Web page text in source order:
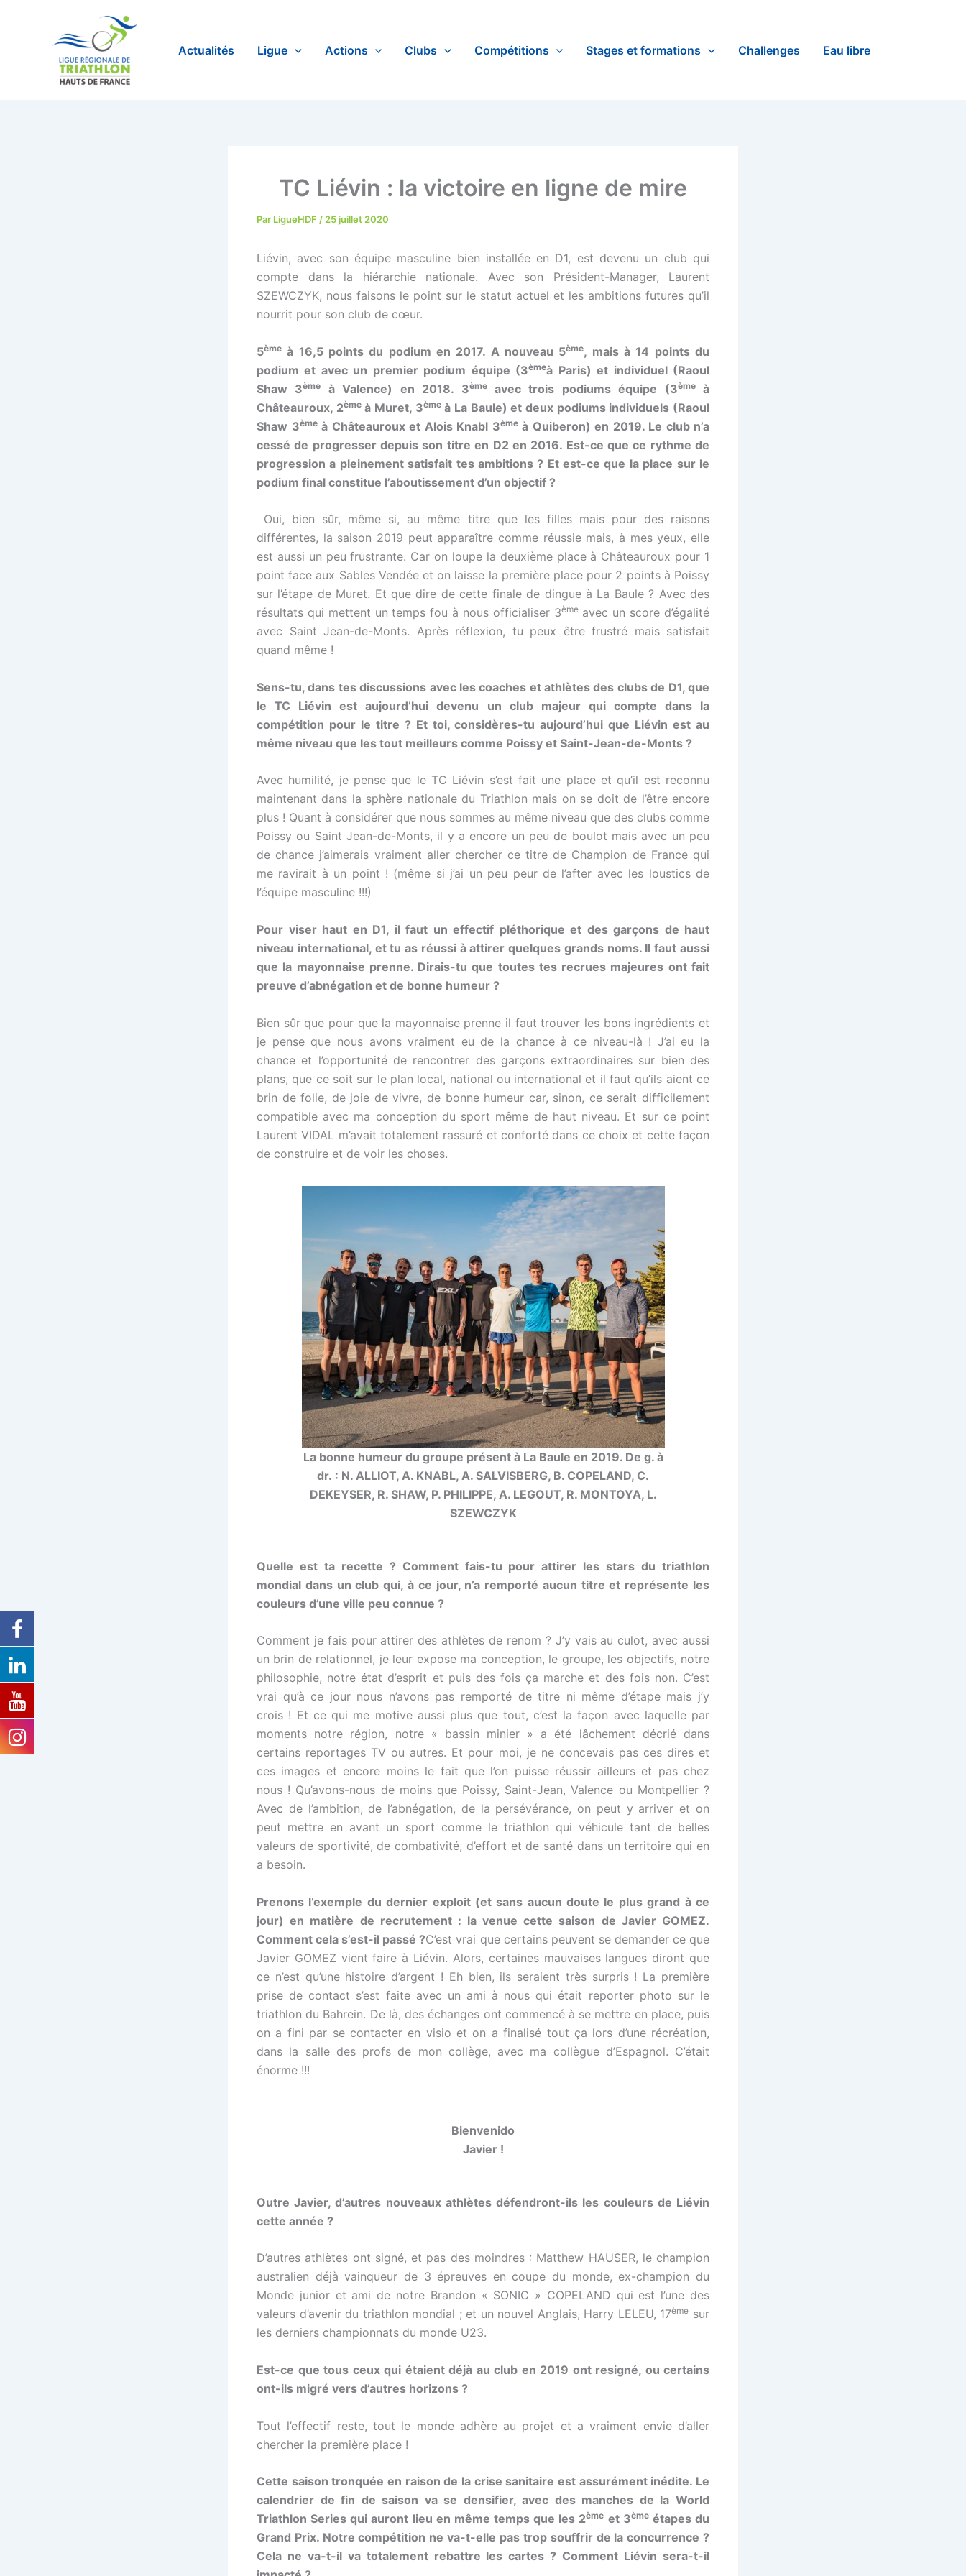
Actualités Ligue Actions Clubs Compétitions Stages et formations Challenges Eau libre
TC Liévin : la victoire en ligne de mire
Par LigueHDF / 25 juillet 2020
Liévin, avec son équipe masculine bien installée en D1, est devenu un club qui
compte dans la hiérarchie nationale. Avec son Président-Manager, Laurent
SZEWCZYK, nous faisons le point sur le statut actuel et les ambitions futures qu’il
nourrit pour son club de cœur.
5ème à 16,5 points du podium en 2017. A nouveau 5ème, mais à 14 points du
podium et avec un premier podium équipe (3èmeà Paris) et individuel (Raoul
Shaw 3ème à Valence) en 2018. 3èmeavec trois podiums équipe (3èmeà
Châteauroux, 2èmeà Muret, 3èmeà La Baule) et deux podiums individuels (Raoul
Shaw 3èmeà Châteauroux et Alois Knabl 3èmeà Quiberon) en 2019. Le club n’a
cessé de progresser depuis son titre en D2 en 2016. Est-ce que ce rythme de
progression a pleinement satisfait tes ambitions ? Et est-ce que la place sur le
podium final constitue l’aboutissement d’un objectif ?
Oui, bien sûr, même si, au même titre que les filles mais pour des raisons
différentes, la saison 2019 peut apparaître comme réussie mais, à mes yeux, elle
est aussi un peu frustrante. Car on loupe la deuxième place à Châteauroux pour 1
point face aux Sables Vendée et on laisse la première place pour 2 points à Poissy
sur l’étape de Muret. Et que dire de cette finale de dingue à La Baule ? Avec des
résultats qui mettent un temps fou à nous officialiser 3èmeavec un score d’égalité
avec Saint Jean-de-Monts. Après réflexion, tu peux être frustré mais satisfait
quand même !
Sens-tu, dans tes discussions avec les coaches et athlètes des clubs de D1, que
le TC Liévin est aujourd’hui devenu un club majeur qui compte dans la
compétition pour le titre ? Et toi, considères-tu aujourd’hui que Liévin est au
même niveau que les tout meilleurs comme Poissy et Saint-Jean-de-Monts ?
Avec humilité, je pense que le TC Liévin s’est fait une place et qu’il est reconnu
maintenant dans la sphère nationale du Triathlon mais on se doit de l’être encore
plus ! Quant à considérer que nous sommes au même niveau que des clubs comme
Poissy ou Saint Jean-de-Monts, il y a encore un peu de boulot mais avec un peu
de chance j’aimerais vraiment aller chercher ce titre de Champion de France qui
me ravirait à un point ! (même si j’ai un peu peur de l’after avec les loustics de
l’équipe masculine !!!)
Pour viser haut en D1, il faut un effectif pléthorique et des garçons de haut
niveau international, et tu as réussi à attirer quelques grands noms. Il faut aussi
que la mayonnaise prenne. Dirais-tu que toutes tes recrues majeures ont fait
preuve d’abnégation et de bonne humeur ?
Bien sûr que pour que la mayonnaise prenne il faut trouver les bons ingrédients et
je pense que nous avons vraiment eu de la chance à ce niveau-là ! J’ai eu la
chance et l’opportunité de rencontrer des garçons extraordinaires sur bien des
plans, que ce soit sur le plan local, national ou international et il faut qu’ils aient ce
brin de folie, de joie de vivre, de bonne humeur car, sinon, ce serait difficilement
compatible avec ma conception du sport même de haut niveau. Et sur ce point
Laurent VIDAL m’avait totalement rassuré et conforté dans ce choix et cette façon
de construire et de voir les choses.
La bonne humeur du groupe présent à La Baule en 2019. De g. à
dr. : N. ALLIOT, A. KNABL, A. SALVISBERG, B. COPELAND, C.
DEKEYSER, R. SHAW, P. PHILIPPE, A. LEGOUT, R. MONTOYA, L.
SZEWCZYK
Quelle est ta recette ? Comment fais-tu pour attirer les stars du triathlon
mondial dans un club qui, à ce jour, n’a remporté aucun titre et représente les
couleurs d’une ville peu connue ?
Comment je fais pour attirer des athlètes de renom ? J’y vais au culot, avec aussi
un brin de relationnel, je leur expose ma conception, le groupe, les objectifs, notre
philosophie, notre état d’esprit et puis des fois ça marche et des fois non. C’est
vrai qu’à ce jour nous n’avons pas remporté de titre ni même d’étape mais j’y
crois ! Et ce qui me motive aussi plus que tout, c’est la façon avec laquelle par
moments notre région, notre « bassin minier » a été lâchement décrié dans
certains reportages TV ou autres. Et pour moi, je ne concevais pas ces dires et
ces images et encore moins le fait que l’on puisse réussir ailleurs et pas chez
nous ! Qu’avons-nous de moins que Poissy, Saint-Jean, Valence ou Montpellier ?
Avec de l’ambition, de l’abnégation, de la persévérance, on peut y arriver et on
peut mettre en avant un sport comme le triathlon qui véhicule tant de belles
valeurs de sportivité, de combativité, d’effort et de santé dans un territoire qui en
a besoin.
Prenons l’exemple du dernier exploit (et sans aucun doute le plus grand à ce
jour) en matière de recrutement : la venue cette saison de Javier GOMEZ.
Comment cela s’est-il passé ?C’est vrai que certains peuvent se demander ce que
Javier GOMEZ vient faire à Liévin. Alors, certaines mauvaises langues diront que
ce n’est qu’une histoire d’argent ! Eh bien, ils seraient très surpris ! La première
prise de contact s’est faite avec un ami à nous qui était reporter photo sur le
triathlon du Bahrein. De là, des échanges ont commencé à se mettre en place, puis
on a fini par se contacter en visio et on a finalisé tout ça lors d’une récréation,
dans la salle des profs de mon collège, avec ma collègue d’Espagnol. C’était
énorme !!!
Bienvenido
Javier !
Outre Javier, d’autres nouveaux athlètes défendront-ils les couleurs de Liévin
cette année ?
D’autres athlètes ont signé, et pas des moindres : Matthew HAUSER, le champion
australien déjà vainqueur de 3 épreuves en coupe du monde, ex-champion du
Monde junior et ami de notre Brandon « SONIC » COPELAND qui est l’une des
valeurs d’avenir du triathlon mondial ; et un nouvel Anglais, Harry LELEU, 17ème sur
les derniers championnats du monde U23.
Est-ce que tous ceux qui étaient déjà au club en 2019 ont resigné, ou certains
ont-ils migré vers d’autres horizons ?
Tout l’effectif reste, tout le monde adhère au projet et a vraiment envie d’aller
chercher la première place !
Cette saison tronquée en raison de la crise sanitaire est assurément inédite. Le
calendrier de fin de saison va se densifier, avec des manches de la World
Triathlon Series qui auront lieu en même temps que les 2ème et 3èmeétapes du
Grand Prix. Notre compétition ne va-t-elle pas trop souffrir de la concurrence ?
Cela ne va-t-il va totalement rebattre les cartes ? Comment Liévin sera-t-il